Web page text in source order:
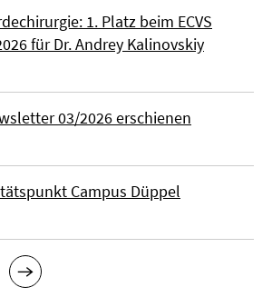
1. Platz beim ECVS
für Dr. Andrey Kalinovskiy
03/2026 erschienen
Campus Düppel